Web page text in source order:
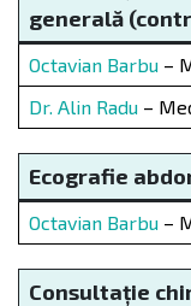
generală
Octavian Barbu –
Dr. Alin Radu –
Ecografie
Octavian Barbu –
Consultație